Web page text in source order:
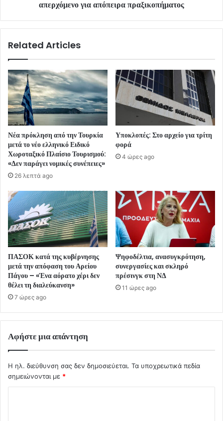
απερχόμενο για απόπειρα πραξικοπήματος
Related Articles
Νέα πρόκληση από την Τουρκία
μετά το νέο ελληνικό Ειδικό
Χωροταξικό Πλαίσιο Τουρισμού:
«Δεν παράγει νομικές συνέπειες»
26 λεπτά ago
Υποκλοπές: Στο αρχείο για τρίτη
φορά
4 ώρες ago
ΠΑΣΟΚ κατά της κυβέρνησης
μετά την απόφαση του Αρείου
Πάγου – «Ένα αόρατο χέρι δεν
θέλει τη διαλεύκανση»
7 ώρες ago
Ψηφοδέλτια, ανασυγκρότηση,
συνεργασίες και σκληρό
πρέσινγκ στη ΝΔ
11 ώρες ago
Αφήστε μια απάντηση
Η ηλ. διεύθυνση σας δεν δημοσιεύεται. Τα υποχρεωτικά πεδία
σημειώνονται με *